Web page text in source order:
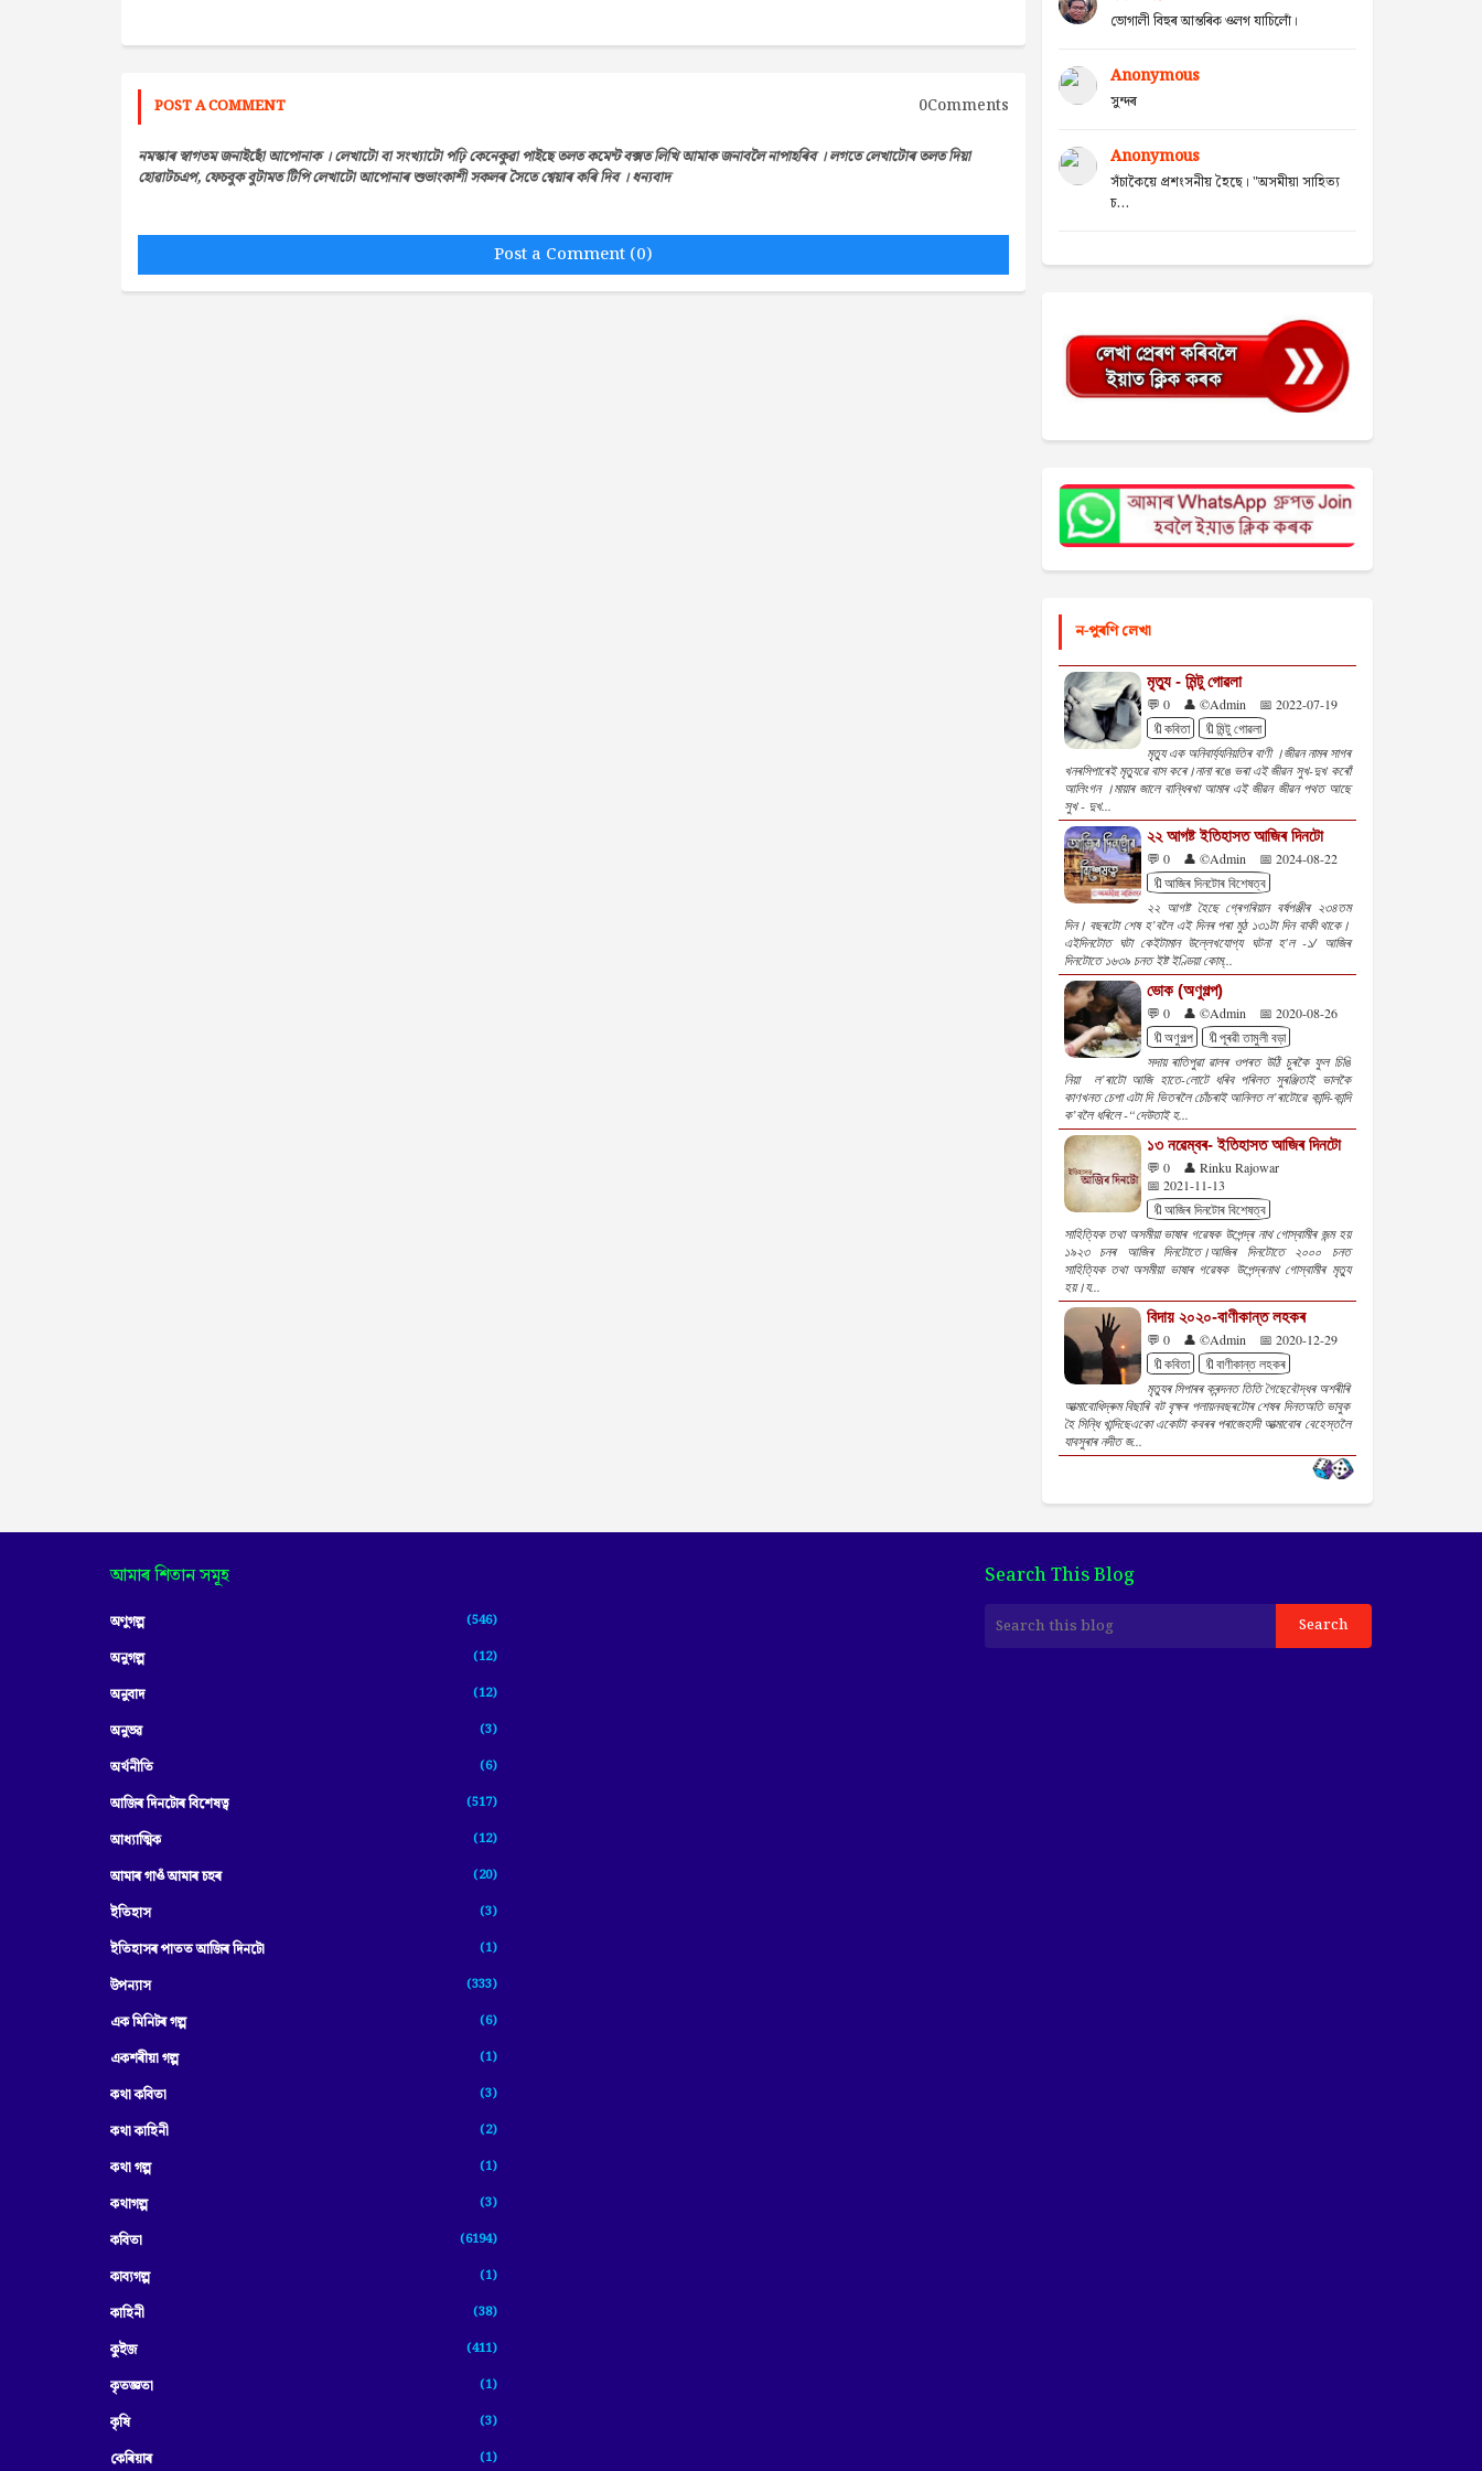
POST A COMMENT 0Comments
নমস্কাৰ স্বাগতম জনাইছোঁ আপোনাক । লেখাটো বা সংখ্যাটো পঢ়ি কেনেকুৱা পাইছে তলত কমেন্ট বক্সত লিখি আমাক জনাবলৈ নাপাহৰিব । লগতে লেখাটোৰ তলত দিয়া
হোৱাটচএপ, ফেচবুক বুটামত টিপি লেখাটো আপোনাৰ শুভাংকাশী সকলৰ সৈতে শ্বেয়াৰ কৰি দিব । ধন্যবাদ
Post a Comment (0)
ভোগালী বিহুৰ আন্তৰিক ওলগ যাচিলোঁ।
Anonymous
সুন্দৰ
Anonymous
সঁচাকৈয়ে প্ৰশংসনীয় হৈছে। "অসমীয়া সাহিত্য
চ...
ন-পুৰণি লেখা
মৃত্যু - মিন্টু গোৱলা
💬 0 👤 ©Admin
📅 2022-07-19
🔖কবিতা
🔖মিন্টু গোৱলা
মৃত্যু এক অনিবাৰ্য্যনিয়তিৰ বাণী ।জীৱন নামৰ সাগৰ
খনৰসিপাৰেই মৃত্যুৱে বাস কৰে।নানা ৰঙে ভৰা এই জীৱন সুখ-দুখ কৰোঁ
আলিংগন ।মায়াৰ জালে বান্ধিৰখা আমাৰ এই জীৱন জীৱন পথত আছে
সুখ - দুখ...
২২ আগষ্ট ইতিহাসত আজিৰ দিনটো
💬 0 👤 ©Admin
📅 2024-08-22
🔖আজিৰ দিনটোৰ বিশেষত্ব
২২ আগষ্ট হৈছে গ্ৰেগৰিয়ান বৰ্ষপঞ্জীৰ ২৩৪তম
দিন। বছৰটো শেষ হ’বলৈ এই দিনৰ পৰা মুঠ ১৩১টা দিন বাকী থাকে।
এইদিনটোত ঘটা কেইটামান উল্লেখযোগ্য ঘটনা হ'ল -১/ আজিৰ
দিনটোতে ১৬৩৯ চনত ইষ্ট ইণ্ডিয়া কোম্...
ভোক (অণুগল্প)
💬 0 👤 ©Admin
📅 2020-08-26
🔖অণুগল্প
🔖পূৰৱী তামুলী বড়া
সদায় ৰাতিপুৱা ৱালৰ ওপৰত উঠি চুৰকৈ ফুল চিঙি
নিয়া ল’ৰাটো আজি হাতে-লোটে ধৰিব পৰিলত সুৰঞ্জিতাই ভালকৈ
কাণখনত চেপা এটা দি ভিতৰলৈ চোঁচৰাই আনিলত ল’ৰাটোৱে কান্দি-কান্দি
ক’বলৈ ধৰিলে -“দেউতাই হ...
১৩ নৱেম্বৰ- ইতিহাসত আজিৰ দিনটো
💬 0
👤 Rinku Rajowar
📅 2021-11-13
🔖আজিৰ দিনটোৰ বিশেষত্ব
সাহিত্যিক তথা অসমীয়া ভাষাৰ গৱেষক উপেন্দ্ৰ নাথ গোস্বামীৰ জন্ম হয়
১৯২৩ চনৰ আজিৰ দিনটোতে।আজিৰ দিনটোতে ২০০০ চনত
সাহিত্যিক তথা অসমীয়া ভাষাৰ গৱেষক উপেন্দ্ৰনাথ গোস্বামীৰ মৃত্যু
হয়।য...
বিদায় ২০২০-বাণীকান্ত লহকৰ
💬 0 👤 ©Admin
📅 2020-12-29
🔖কবিতা
🔖বাণীকান্ত লহকৰ
মৃত্যুৰ সিপাৰৰ ক্ৰন্দনত তিতি গৈছেবৌদ্ধৰ অশৰীৰি
আত্মাবোধিদ্ৰুম বিছাৰি বট বৃক্ষৰ পলায়নবছৰটোৰ শেষৰ দিনতঅতি ভাবুক
হৈ সিন্ধি খান্দিছেএকো একোটা কবৰৰ পৰাজেহাদী আত্মাবোৰ বেহেস্তলৈ
যাবসুৰাৰ নদীত জ...
আমাৰ শিতান সমূহ
অণুগল্প (546)
অনুগল্প (12)
অনুবাদ (12)
অনুভৱ (3)
অৰ্থনীতি (6)
আজিৰ দিনটোৰ বিশেষত্ব (517)
আধ্যাত্মিক (12)
আমাৰ গাওঁ আমাৰ চহৰ (20)
ইতিহাস (3)
ইতিহাসৰ পাতত আজিৰ দিনটো (1)
উপন্যাস (333)
এক মিনিটৰ গল্প (6)
একশৰীয়া গল্প (1)
কথা কবিতা (3)
কথা কাহিনী (2)
কথা গল্প (1)
কথাগল্প (3)
কবিতা (6194)
কাব্যগল্প (1)
কাহিনী (38)
কুইজ (411)
কৃতজ্ঞতা (1)
কৃষি (3)
কেৰিয়াৰ (1)
Search This Blog